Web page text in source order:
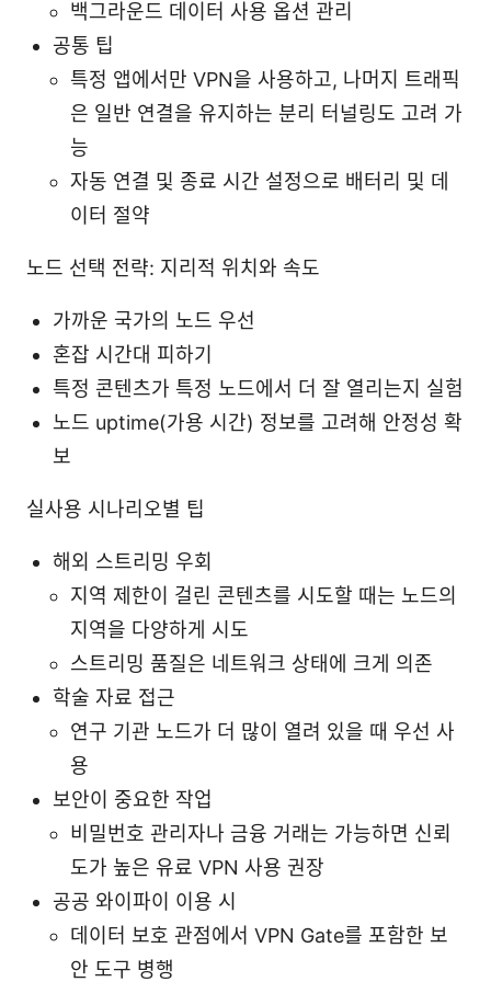
백그라운드 데이터 사용 옵션 관리
공통 팁
특정 앱에서만 VPN을 사용하고, 나머지 트래픽
은 일반 연결을 유지하는 분리 터널링도 고려 가
능
자동 연결 및 종료 시간 설정으로 배터리 및 데
이터 절약
노드 선택 전략: 지리적 위치와 속도
가까운 국가의 노드 우선
혼잡 시간대 피하기
특정 콘텐츠가 특정 노드에서 더 잘 열리는지 실험
노드 uptime(가용 시간) 정보를 고려해 안정성 확
보
실사용 시나리오별 팁
해외 스트리밍 우회
지역 제한이 걸린 콘텐츠를 시도할 때는 노드의
지역을 다양하게 시도
스트리밍 품질은 네트워크 상태에 크게 의존
학술 자료 접근
연구 기관 노드가 더 많이 열려 있을 때 우선 사
용
보안이 중요한 작업
비밀번호 관리자나 금융 거래는 가능하면 신뢰
도가 높은 유료 VPN 사용 권장
공공 와이파이 이용 시
데이터 보호 관점에서 VPN Gate를 포함한 보
안 도구 병행